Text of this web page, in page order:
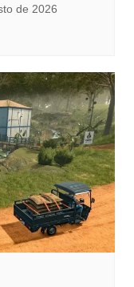
de 2026